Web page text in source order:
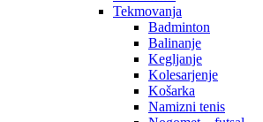
Tekmovanja
Badminton
Balinanje
Kegljanje
Kolesarjenje
Košarka
Namizni tenis